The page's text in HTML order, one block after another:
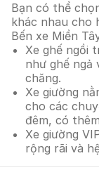
Bạn có thể
khác nhau cho
Bến xe Miền
Xe ghế ngồi
như ghế ngả
chăng.
Xe giường
cho các
đêm, có
Xe giường
rộng rãi và